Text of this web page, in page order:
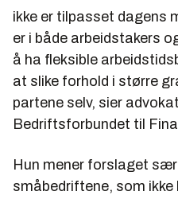
ikke er tilpasset dagens
er i både arbeidstakers
å ha fleksible
at slike forhold i større
partene selv, sier
Bedriftsforbundet til
Hun mener forslaget
småbedriftene, som